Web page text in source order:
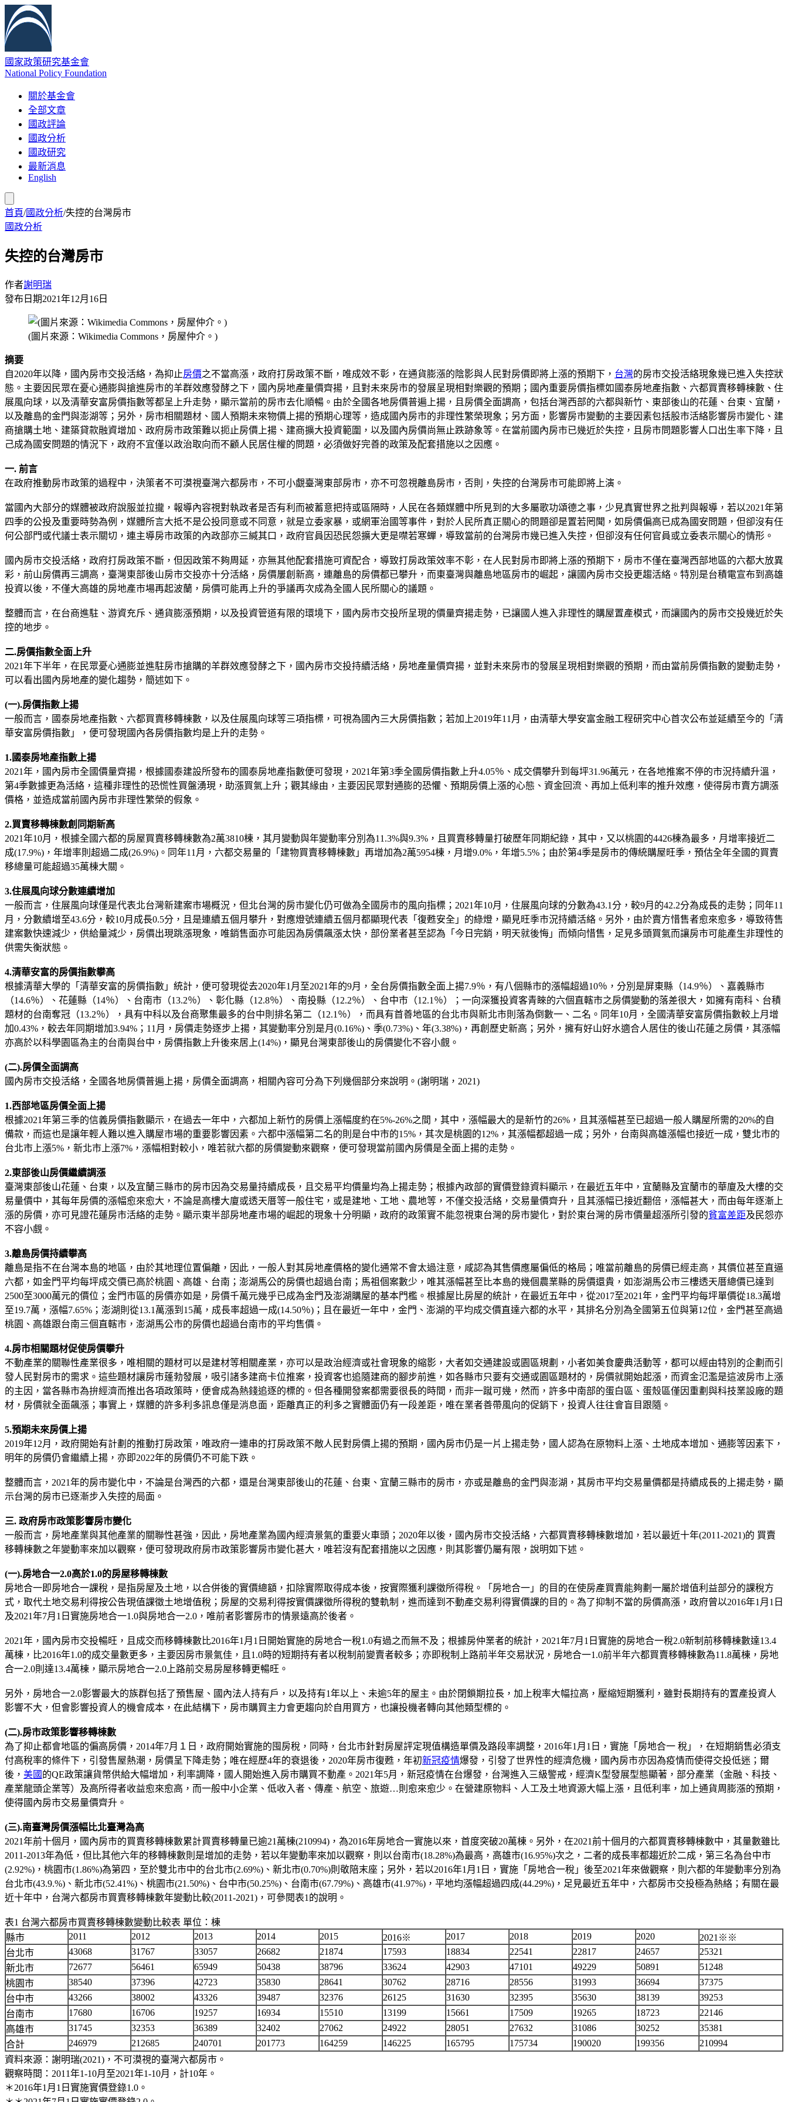
國家政策研究基金會
National Policy Foundation
關於基金會
全部文章
國政評論
國政分析
國政研究
最新消息
English
首頁/國政分析/失控的台灣房市
國政分析
失控的台灣房市
作者謝明瑞
發布日期2021年12月16日
(圖片來源：Wikimedia Commons，房屋仲介。)
摘要
自2020年以降，國內房市交投活絡，為抑止房價之不當高漲，政府打房政策不斷，唯成效不彰，在通貨膨漲的陰影與人民對房價即將上漲的預期下， 台灣的房市交投活絡現象幾已進入失控狀
態。主要因民眾在憂心通膨與搶進房市的羊群效應發酵之下，國內房地產量價齊揚，且對未來房市的發展呈現相對樂觀的預期；國內重要房價指標如國泰房地產指數、六都買賣移轉棟數、住
展風向球，以及清華安富房價指數等都呈上升走勢，顯示當前的房市去化順暢。由於全國各地房價普遍上揚，且房價全面調高，包括台灣西部的六都與新竹、東部後山的花蓮、台東、宜蘭，
以及離島的金門與澎湖等；另外，房市相關題材、國人預期未來物價上揚的預期心理等，造成國內房市的非理性繁榮現象；另方面，影響房市變動的主要因素包括股市活絡影響房市變化、建
商搶購土地、建築貸款融資增加、政府房市政策難以扼止房價上揚、建商擴大投資範圍，以及國內房價尚無止跌跡象等。在當前國內房市已幾近於失控，且房市問題影響人口出生率下降，且
己成為國安問題的情況下，政府不宜僅以政治取向而不顧人民居住權的問題，必須做好完善的政策及配套措施以之因應。
一. 前言
在政府推動房市政策的過程中，決策者不可漠視臺灣六都房市，不可小覷臺灣東部房市，亦不可忽視離島房市，否則，失控的台灣房市可能即將上演。
當國內大部分的媒體被政府說服並拉攏，報導內容視對執政者是否有利而被蓄意把持或區隔時，人民在各類媒體中所見到的大多屬歌功頌德之事，少見真實世界之批判與報導，若以2021年第
四季的公投及重要時勢為例，媒體所言大抵不是公投同意或不同意，就是立委家暴，或網軍治國等事件，對於人民所真正關心的問題卻是置若罔聞，如房價偏高已成為國安問題，但卻沒有任
何公部門或代議士表示關切，連主導房市政策的內政部亦三緘其口，政府官員因恐民怨擴大更是噤若寒蟬，導致當前的台灣房市幾已進入失控，但卻沒有任何官員或立委表示關心的情形。
國內房市交投活絡，政府打房政策不斷，但因政策不夠周延，亦無其他配套措施可資配合，導致打房政策效率不彰，在人民對房市即將上漲的預期下，房市不僅在臺灣西部地區的六都大放異
彩，前山房價再三調高，臺灣東部後山房市交投亦十分活絡，房價屢創新高，連離島的房價都已攀升，而東臺灣與離島地區房市的崛起，讓國內房市交投更趨活絡。特別是台積電宣布到高雄
投資以後，不僅大高雄的房地產市場再起波蘭，房價可能再上升的爭議再次成為全國人民所關心的議題。
整體而言，在台商進駐、游資充斥、通貨膨漲預期，以及投資管道有限的環境下，國內房市交投所呈現的價量齊揚走勢，已讓國人進入非理性的購屋置產模式，而讓國內的房市交投幾近於失
控的地步。
二.房價指數全面上升
2021年下半年，在民眾憂心通膨並進駐房市搶購的羊群效應發酵之下，國內房市交投持續活絡，房地產量價齊揚，並對未來房市的發展呈現相對樂觀的預期，而由當前房價指數的變動走勢，
可以看出國內房地產的變化趨勢，簡述如下。
(一).房價指數上揚
一般而言，國泰房地產指數、六都買賣移轉棟數，以及住展風向球等三項指標，可視為國內三大房價指數；若加上2019年11月，由清華大學安富金融工程研究中心首次公布並延續至今的「清
華安富房價指數」，便可發現國內各房價指數均是上升的走勢。
1.國泰房地產指數上揚
2021年，國內房市全國價量齊揚，根據國泰建設所發布的國泰房地產指數便可發現，2021年第3季全國房價指數上升4.05％、成交價攀升到每坪31.96萬元，在各地推案不停的市況持續升溫，
第4季數據更為活絡，這種非理性的恐慌性買盤湧現，助漲買氣上升；觀其緣由，主要因民眾對通膨的恐懼、預期房價上漲的心態、資金回流、再加上低利率的推升效應，使得房市賣方調漲
價格，並造成當前國內房市非理性繁榮的假象。
2.買賣移轉棟數創同期新高
2021年10月，根據全國六都的房屋買賣移轉棟數為2萬3810棟，其月變動與年變動率分別為11.3%與9.3%，且買賣移轉量打破歷年同期紀錄，其中，又以桃園的4426棟為最多，月增率接近二
成(17.9%)，年增率則超過二成(26.9%)。同年11月，六都交易量的「建物買賣移轉棟數」再增加為2萬5954棟，月增9.0%，年增5.5%；由於第4季是房市的傳統購屋旺季，預估全年全國的買賣
移總量可能超過35萬棟大關。
3.住展風向球分數連續增加
一般而言，住展風向球僅是代表北台灣新建案市場概況，但北台灣的房市變化仍可做為全國房市的風向指標；2021年10月，住展風向球的分數為43.1分，較9月的42.2分為成長的走勢；同年11
月，分數續增至43.6分，較10月成長0.5分，且是連續五個月攀升，對應燈號連續五個月都顯現代表「復甦安全」的綠燈，顯見旺季市況持續活絡。另外，由於賣方惜售者愈來愈多，導致待售
建案數快速減少，供給量減少，房價出現跳漲現象，唯銷售面亦可能因為房價飆漲太快，部份業者甚至認為「今日完銷，明天就後悔」而傾向惜售，足見多頭買氣而讓房市可能產生非理性的
供需失衡狀態。
4.清華安富的房價指數攀高
根據清華大學的「清華安富的房價指數」統計，便可發現從去2020年1月至2021年的9月，全台房價指數全面上揚7.9％，有八個縣市的漲幅超過10％，分別是屏東縣（14.9％）、嘉義縣市
（14.6％）、花蓮縣（14％）、台南市（13.2％）、彰化縣（12.8％）、南投縣（12.2％）、台中市（12.1％）；一向深獲投資客青睞的六個直轄市之房價變動的落差很大，如擁有南科、台積
題材的台南奪冠（13.2％），具有中科以及台商聚集最多的台中則排名第二（12.1％），而具有首善地區的台北市與新北市則落為倒數一、二名。同年10月，全國清華安富房價指數較上月增
加0.43%，較去年同期增加3.94%；11月，房價走勢逐步上揚，其變動率分別是月(0.16%)、季(0.73%)、年(3.38%)，再創歷史新高；另外，擁有好山好水適合人居住的後山花蓮之房價，其漲幅
亦高於以科學園區為主的台南與台中，房價指數上升後來居上(14%)，顯見台灣東部後山的房價變化不容小覻。
(二).房價全面調高
國內房市交投活絡，全國各地房價普遍上揚，房價全面調高，相關內容可分為下列幾個部分來說明。(謝明瑞，2021)
1.西部地區房價全面上揚
根據2021年第三季的信義房價指數顯示，在過去一年中，六都加上新竹的房價上漲幅度約在5%-26%之間，其中，漲幅最大的是新竹的26%，且其漲幅甚至已超過一般人購屋所需的20%的自
備款，而這也是讓年輕人難以進入購屋市場的重要影響因素。六都中漲幅第二名的則是台中市的15%，其次是桃園的12%，其漲幅都超過一成；另外，台南與高雄漲幅也接近一成，雙北市的
台北市上漲5%，新北市上漲7%，漲幅相對較小，唯若就六都的房價變動來觀察，便可發現當前國內房價是全面上揚的走勢。
2.東部後山房價繼續調漲
臺灣東部後山花蓮、台東，以及宜蘭三縣市的房市因為交易量持續成長，且交易平均價量均為上揚走勢；根據內政部的實價登錄資料顯示，在最近五年中，宜蘭縣及宜蘭市的華廈及大樓的交
易量價中，其每年房價的漲幅愈來愈大，不論是高樓大廈或透天厝等一般住宅，或是建地、工地、農地等，不僅交投活絡，交易量價齊升，且其漲幅已接近翻倍，漲幅甚大，而由每年逐漸上
漲的房價，亦可見證花蓮房市活絡的走勢。顯示東半部房地產市場的崛起的現象十分明顯，政府的政策實不能忽視東台灣的房市變化，對於東台灣的房市價量超漲所引發的貧富差距及民怨亦
不容小覻。
3.離島房價持續攀高
離島是指不在台灣本島的地區，由於其地理位置偏離，因此，一般人對其房地產價格的變化通常不會太過注意，咸認為其售價應屬偏低的格局；唯當前離島的房價已經走高，其價位甚至直逼
六都，如金門平均每坪成交價已高於桃園、高雄、台南；澎湖馬公的房價也超過台南；馬祖個案數少，唯其漲幅甚至比本島的幾個農業縣的房價還貴，如澎湖馬公市三樓透天厝總價已達到
2500至3000萬元的價位；金門市區的房價亦如是，房價千萬元幾乎已成為金門及澎湖購屋的基本門檻。根據屋比房屋的統計，在最近五年中，從2017至2021年，金門平均每坪單價從18.3萬增
至19.7萬，漲幅7.65%；澎湖則從13.1萬漲到15萬，成長率超過一成(14.50％)；且在最近一年中，金門、澎湖的平均成交價直達六都的水平，其排名分別為全國第五位與第12位，金門甚至高過
桃園、高雄跟台南三個直轄市，澎湖馬公市的房價也超過台南市的平均售價。
4.房市相關題材促使房價攀升
不動產業的關聯性產業很多，唯相關的題材可以是建材等相關產業，亦可以是政治經濟或社會現象的縮影，大者如交通建設或園區規劃，小者如美食慶典活動等，都可以經由特別的企劃而引
發人民對房市的需求。這些題材讓房市蓬勃發展，吸引諸多建商卡位推案，投資客也追隨建商的腳步前進，如各縣市只要有交通或園區題材的，房價就開始起漲，而資金氾濫是這波房市上漲
的主因，當各縣市為拚經濟而推出各項政策時，便會成為熱錢追逐的標的。但各種開發案都需要很長的時間，而非一蹴可幾，然而，許多中南部的蛋白區、蛋殼區僅因重劃與科技業設廠的題
材，房價就全面飆漲；事實上，媒體的許多利多訊息僅是消息面，距離真正的利多之實體面仍有一段差距，唯在業者善帶風向的促銷下，投資人往往會盲目跟隨。
5.預期未來房價上揚
2019年12月，政府開始有計劃的推動打房政策，唯政府一連串的打房政策不敵人民對房價上揚的預期，國內房市仍是一片上揚走勢，國人認為在原物料上漲、土地成本增加、通膨等因素下，
明年的房價仍會繼續上揚，亦即2022年的房價仍不可能下跌。
整體而言，2021年的房市變化中，不論是台灣西的六都，還是台灣東部後山的花蓮、台東、宜蘭三縣市的房市，亦或是離島的金門與澎湖，其房市平均交易量價都是持續成長的上揚走勢，顯
示台灣的房市已逐漸步入失控的局面。
三. 政府房市政策影響房市變化
一般而言，房地產業與其他產業的關聯性甚強，因此，房地產業為國內經濟景氣的重要火車頭；2020年以後，國內房市交投活絡，六都買賣移轉棟數增加，若以最近十年(2011-2021)的 買賣
移轉棟數之年變動率來加以觀察，便可發現政府房市政策影響房市變化甚大，唯若沒有配套措施以之因應，則其影響仍屬有限，說明如下述。
(一).房地合一2.0高於1.0的房屋移轉棟數
房地合一即房地合一課稅，是指房屋及土地，以合併後的實價總額，扣除實際取得成本後，按實際獲利課徵所得稅。「房地合一」的目的在使房產買賣能夠劃一屬於增值利益部分的課稅方
式，取代土地交易利得按公告現值課徵土地增值稅；房屋的交易利得按實價課徵所得稅的雙軌制，進而達到不動產交易利得實價課的目的。為了抑制不當的房價高漲，政府曾以2016年1月1日
及2021年7月1日實施房地合一1.0與房地合一2.0，唯前者影響房市的情景遠高於後者。
2021年，國內房市交投暢旺，且成交而移轉棟數比2016年1月1日開始實施的房地合一稅1.0有過之而無不及；根據房仲業者的統計，2021年7月1日實施的房地合一稅2.0新制前移轉棟數達13.4
萬棟，比2016年1.0的成交量數更多，主要因房市景氣佳，且1.0時的短期持有者以稅制前變賣者較多；亦即稅制上路前半年交易狀況，房地合一1.0前半年六都買賣移轉棟數為11.8萬棟，房地
合一2.0則達13.4萬棟，顯示房地合一2.0上路前交易房屋移轉更暢旺。
另外，房地合一2.0影響最大的族群包括了預售屋、國內法人持有戶，以及持有1年以上、未逾5年的屋主。由於閉鎖期拉長，加上稅率大幅拉高，壓縮短期獲利，雖對長期持有的置產投資人
影響不大，但會影響投資人的機會成本，在此結構下，房市購買主力會更趨向於自用買方，也讓投機者轉向其他類型標的。
(二).房市政策影響移轉棟數
為了抑止都會地區的偏高房價，2014年7月１日，政府開始實施的囤房稅，同時，台北市針對房屋評定現值構造單價及路段率調整，2016年1月1日，實施「房地合一 稅」，在短期銷售必須支
付高稅率的條件下，引發售屋熱潮，房價呈下降走勢；唯在經歷4年的衰退後，2020年房市復甦，年初新冠疫情爆發，引發了世界性的經濟危機，國內房市亦因為疫情而使得交投低迷；爾
後， 美國 的QE政策讓貨幣供給大幅增加，利率調降，國人開始進入房市購買不動產。2021年5月，新冠疫情在台爆發，台灣進入三級警戒，經濟K型發展型態顯著，部分產業（金融、科技、
產業龍頭企業等）及高所得者收益愈來愈高，而一般中小企業、低收入者、傳產、航空、旅遊…則愈來愈少。在營建原物料、人工及土地資源大幅上漲，且低利率，加上通貨周膨漲的預期，
使得國內房市交易量價齊升。
(三).南臺灣房價漲幅比北臺灣為高
2021年前十個月，國內房市的買賣移轉棟數累計買賣移轉量已逾21萬棟(210994)，為2016年房地合一實施以來，首度突破20萬棟。另外，在2021前十個月的六都買賣移轉棟數中，其量數雖比
2011-2013年為低，但比其他六年的移轉棟數則是增加的走勢，若以年變動率來加以觀察，則以台南市(18.28%)為最高，高雄市(16.95%)次之，二者的成長率都趨近於二成，第三名為台中市
(2.92%)，桃園市(1.86%)為第四，至於雙北市中的台北市(2.69%)、新北市(0.70%)則敬陪末座；另外，若以2016年1月1日，實施「房地合一稅」後至2021年來做觀察，則六都的年變動率分別為
台北市(43.9.%)、新北市(52.41%)、桃園市(21.50%)、台中市(50.25%)、台南市(67.79%)、高雄市(41.97%)，平地均漲幅超過四成(44.29%)，足見最近五年中，六都房市交投極為熱絡；有關在最
近十年中，台灣六都房市買賣移轉棟數年變動比較(2011-2021)，可參閱表1的說明。
表1 台灣六都房市買賣移轉棟數變動比較表 單位：棟
縣市
2011 2012 2013 2014 2015 2016※ 2017 2018 2019 2020
2021※※
台北市
43068 31767 33057 26682 21874 17593 18834 22541 22817 24657
25321
新北市
72677 56461 65949 50438 38796 33624 42903 47101 49229 50891
51248
桃園市
38540 37396 42723 35830 28641 30762 28716 28556 31993 36694
37375
台中市
43266 38002 43326 39487 32376 26125 31630 32395 35630 38139
39253
台南市
17680 16706 19257 16934 15510 13199 15661 17509 19265 18723
22146
高雄市
31745 32353 36389 32402 27062 24922 28051 27632 31086 30252
35381
合計
246979 212685 240701 201773 164259 146225 165795 175734 190020 199356
210994
資料來源：謝明瑞(2021)，不可漠視的臺灣六都房市。
觀察時間：2011年1-10月至2021年1-10月，計10年。
＊2016年1月1日實施實價登錄1.0。